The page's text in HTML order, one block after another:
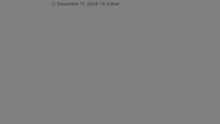
Desember 17, 2024•14 Dilihat